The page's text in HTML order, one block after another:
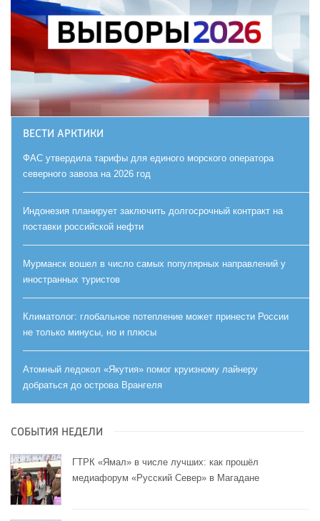
ВЕСТИ АРКТИКИ
ФАС утвердила тарифы для единого морского оператора
северного завоза на 2026 год
Индонезия планирует заключить долгосрочный контракт на
поставки российской нефти
Мурманск вошел в число самых популярных направлений у
иностранных туристов
Климатолог: глобальное потепление может принести России
не только минусы, но и плюсы
Атомный ледокол «Якутия» помог круизному лайнеру
добраться до острова Врангеля
СОБЫТИЯ НЕДЕЛИ
ГТРК «Ямал» в числе лучших: как прошёл
медиафорум «Русский Север» в Магадане